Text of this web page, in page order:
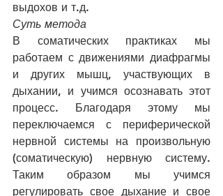
выдохов и т.д.
Суть метода
В соматических практиках мы
работаем с движениями диафрагмы
и других мышц, участвующих в
дыхании, и учимся осознавать этот
процесс. Благодаря этому мы
переключаемся с периферической
нервной системы на произвольную
(соматическую) нервную систему.
Таким образом мы учимся
регулировать свое дыхание и свое